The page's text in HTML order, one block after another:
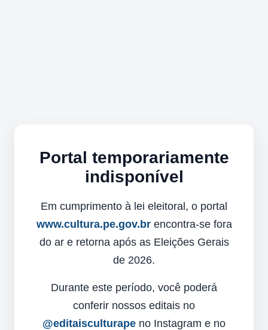
Portal temporariamente
indisponível
Em cumprimento à lei eleitoral, o portal
www.cultura.pe.gov.brencontra-se fora
do ar e retorna após as Eleições Gerais
de 2026.
Durante este período, você poderá
conferir nossos editais no
@editaisculturape no Instagram e no